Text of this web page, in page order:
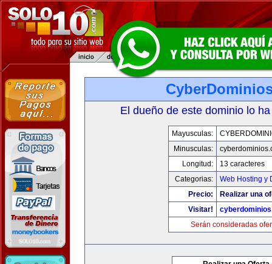
El dueño de este dominio lo
Mayusculas:
Minusculas:
Longitud:
13 caracteres
Categorias:
Web Hosting y
Precio:
Realizar una
Visitar!
Serán consideradas